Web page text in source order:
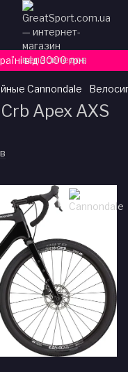
від 3000 грн.
Cannondale
Apex AXS